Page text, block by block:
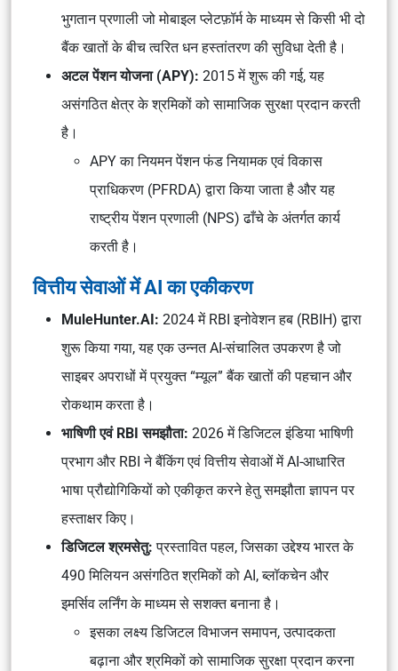
भुगतान प्रणाली जो मोबाइल प्लेटफ़ॉर्म के माध्यम से किसी भी दो
बैंक खातों के बीच त्वरित धन हस्तांतरण की सुविधा देती है।
अटल पेंशन योजना (APY): 2015 में शुरू की गई, यह
असंगठित क्षेत्र के श्रमिकों को सामाजिक सुरक्षा प्रदान करती
है।
APY का नियमन पेंशन फंड नियामक एवं विकास
प्राधिकरण (PFRDA) द्वारा किया जाता है और यह
राष्ट्रीय पेंशन प्रणाली (NPS) ढाँचे के अंतर्गत कार्य
करती है।
वित्तीय सेवाओं में AI का एकीकरण
MuleHunter.AI: 2024 में RBI इनोवेशन हब (RBIH) द्वारा
शुरू किया गया, यह एक उन्नत AI-संचालित उपकरण है जो
साइबर अपराधों में प्रयुक्त “म्यूल” बैंक खातों की पहचान और
रोकथाम करता है।
भाषिणी एवं RBI समझौता: 2026 में डिजिटल इंडिया भाषिणी
प्रभाग और RBI ने बैंकिंग एवं वित्तीय सेवाओं में AI-आधारित
भाषा प्रौद्योगिकियों को एकीकृत करने हेतु समझौता ज्ञापन पर
हस्ताक्षर किए।
डिजिटल श्रमसेतु: प्रस्तावित पहल, जिसका उद्देश्य भारत के
490 मिलियन असंगठित श्रमिकों को AI, ब्लॉकचेन और
इमर्सिव लर्निंग के माध्यम से सशक्त बनाना है।
इसका लक्ष्य डिजिटल विभाजन समापन, उत्पादकता
बढ़ाना और श्रमिकों को सामाजिक सुरक्षा प्रदान करना